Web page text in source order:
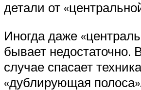
детали от
Иногда даже
бывает недостаточно.
случае спасает техника
«дублирующая